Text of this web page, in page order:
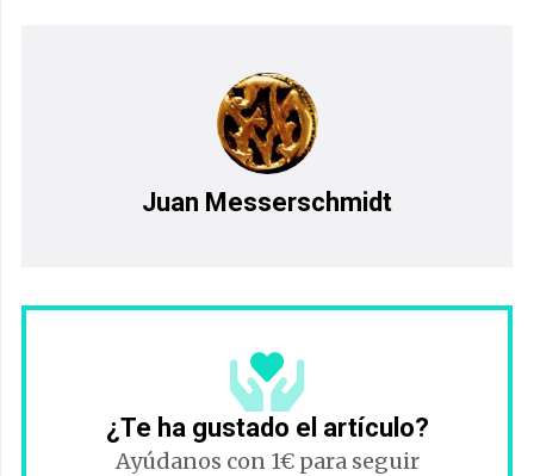
Juan Messerschmidt
¿Te ha gustado el artículo?
Ayúdanos con 1€ para seguir